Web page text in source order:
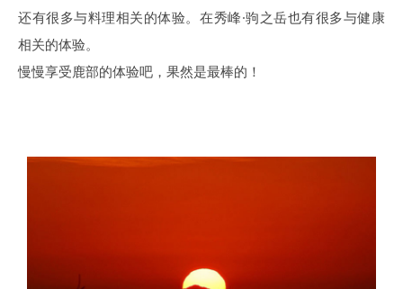
还有很多与料理相关的体验。在秀峰·驹之岳也有很多与健康
相关的体验。
慢慢享受鹿部的体验吧，果然是最棒的！